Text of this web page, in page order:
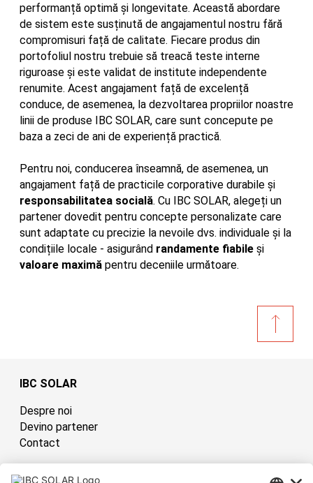
performanță optimă și longevitate. Această abordare
de sistem este susținută de angajamentul nostru fără
compromisuri față de calitate. Fiecare produs din
portofoliul nostru trebuie să treacă teste interne
riguroase și este validat de institute independente
renumite. Acest angajament față de excelență
conduce, de asemenea, la dezvoltarea propriilor noastre
linii de produse IBC SOLAR, care sunt concepute pe
baza a zeci de ani de experiență practică.
Pentru noi, conducerea înseamnă, de asemenea, un
angajament față de practicile corporative durabile și
responsabilitatea socială. Cu IBC SOLAR, alegeți un
partener dovedit pentru concepte personalizate care
sunt adaptate cu precizie la nevoile dvs. individuale și la
condițiile locale - asigurând randamente fiabile și
valoare maximă pentru deceniile următoare.
IBC SOLAR
Despre noi
Devino partener
Contact